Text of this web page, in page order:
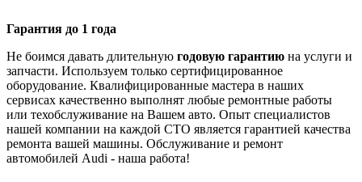
Гарантия до 1 года
Не боимся давать длительную годовую гарантию на услуги и
запчасти. Используем только сертифицированное
оборудование. Квалифицированные мастера в наших
сервисах качественно выполнят любые ремонтные работы
или техобслуживание на Вашем авто. Опыт специалистов
нашей компании на каждой СТО является гарантией качества
ремонта вашей машины. Обслуживание и ремонт
автомобилей Audi - наша работа!